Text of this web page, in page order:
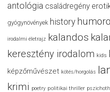
antológia családregény
gyógynövények history
irodalmi életrajz kalandos
keresztény irodalom kids
képzőművészet kötés/horgolás
krimi poetry politikai thriller